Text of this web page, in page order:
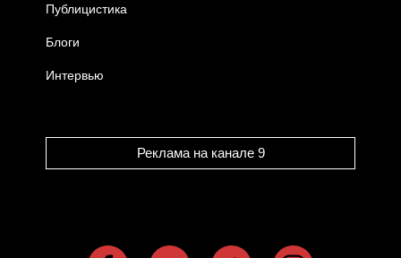
Публицистика
Блоги
Интервью
Реклама на канале 9